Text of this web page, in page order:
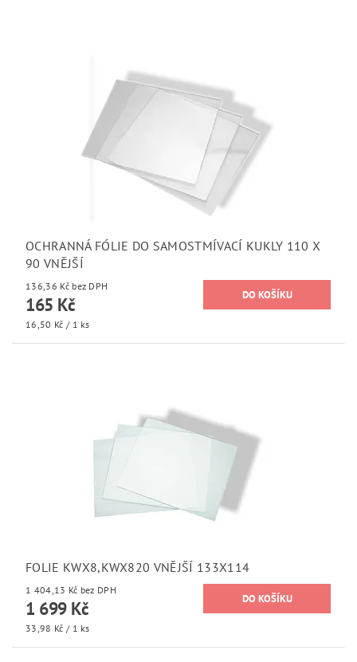
OCHRANNÁ FÓLIE DO SAMOSTMÍVACÍ KUKLY 110 X
90 VNĚJŠÍ
136,36 Kč bez DPH
165 Kč
16,50 Kč / 1 ks
FOLIE KWX8,KWX820 VNĚJŠÍ 133X114
1 404,13 Kč bez DPH
1 699 Kč
33,98 Kč / 1 ks